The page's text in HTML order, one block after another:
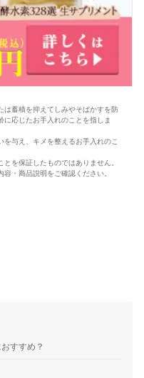
は蓄積を抑えてしみやそばかすを防
に応じたお手入れのことを指しま
与え、キメを整えるお手入れのこ
を保証したものではありません。
・商品説明をご確認ください。
すすめ？